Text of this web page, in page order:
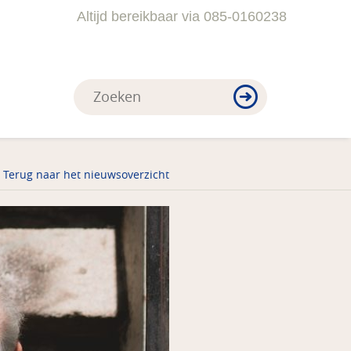
Altijd bereikbaar via 085-0160238
Terug naar het nieuwsoverzicht